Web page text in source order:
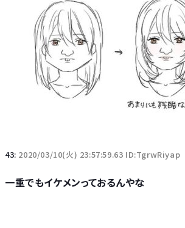
43: 2020/03/10(火) 23:57:59.63 ID:TgrwRiyap
一重でもイケメンっておるんやな